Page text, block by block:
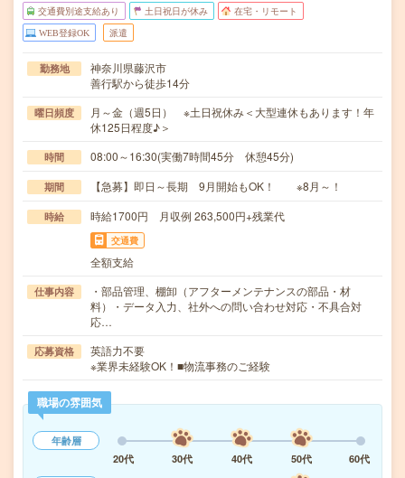
交通費別途支給あり 土日祝日が休み 在宅・リモート
WEB登録OK 派遣
勤務地
神奈川県藤沢市
善行駅から徒歩14分
曜日頻度
月～金（週5日） ※土日祝休み＜大型連休もあります！年
休125日程度♪＞
時間 08:00～16:30(実働7時間45分 休憩45分)
期間 【急募】即日～長期 9月開始もOK！ ※8月～！
時給 時給1700円 月収例 263,500円+残業代
交通費
全額支給
仕事内容
・部品管理、棚卸（アフターメンテナンスの部品・材
料）・データ入力、社外への問い合わせ対応・不具合対
応…
応募資格
英語力不要
※業界未経験OK！■物流事務のご経験
職場の雰囲気
年齢層
20代
30代 40代 50代
60代